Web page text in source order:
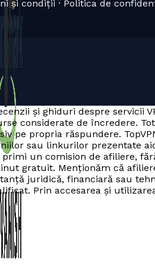
și condiții · Politica de
și ghiduri despre
considerate de încredere.
pe propria răspundere.
sau linkurilor prezentate
un comision de afiliere,
gratuit. Menționăm că
juridică, financiară sau
Prin accesarea și